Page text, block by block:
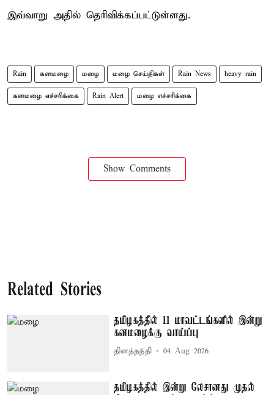
இவ்வாறு அதில் தெரிவிக்கப்பட்டுள்ளது.
Rain கனமழை மழை மழை செய்திகள் Rain News heavy rain
கனமழை எச்சரிக்கை Rain Alert மழை எச்சரிக்கை
Show Comments
Related Stories
தமிழகத்தில் 11 மாவட்டங்களில் இன்று
கனமழைக்கு வாய்ப்பு
தினத்தந்தி 04 Aug 2026
தமிழகத்தில் இன்று லேசானது முதல்